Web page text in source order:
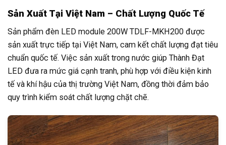
Sản Xuất Tại Việt Nam – Chất Lượng Quốc Tế
Sản phẩm đèn LED module 200W TDLF-MKH200 được
sản xuất trực tiếp tại Việt Nam, cam kết chất lượng đạt tiêu
chuẩn quốc tế. Việc sản xuất trong nước giúp Thành Đạt
LED đưa ra mức giá cạnh tranh, phù hợp với điều kiện kinh
tế và khí hậu của thị trường Việt Nam, đồng thời đảm bảo
quy trình kiểm soát chất lượng chặt chẽ.